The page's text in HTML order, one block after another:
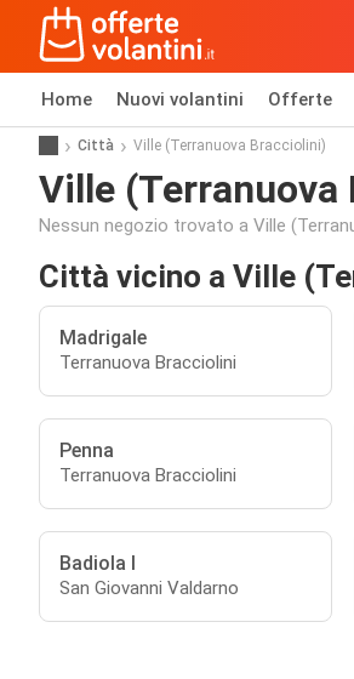
Home Nuovi volantini Offerte
Città Ville (Terranuova Bracciolini)
Ville
Nessun negozio trovato a Ville
Città vicino a Ville
Madrigale
Terranuova Bracciolini
Penna
Terranuova Bracciolini
Badiola I
San Giovanni Valdarno